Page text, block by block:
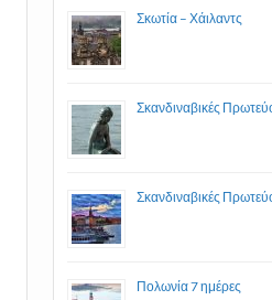
Σκωτία – Χάιλαντς
Σκανδιναβικές
Σκανδιναβικές
Πολωνία 7 ημέρες